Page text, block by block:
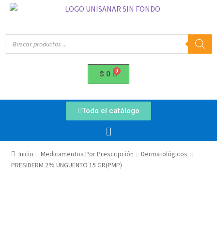
$ 0
Todo el catálogo
Inicio Medicamentos Por Prescripción
Dermatológicos
PRESIDERM 2% UNGUENTO 15 GR(PMP)